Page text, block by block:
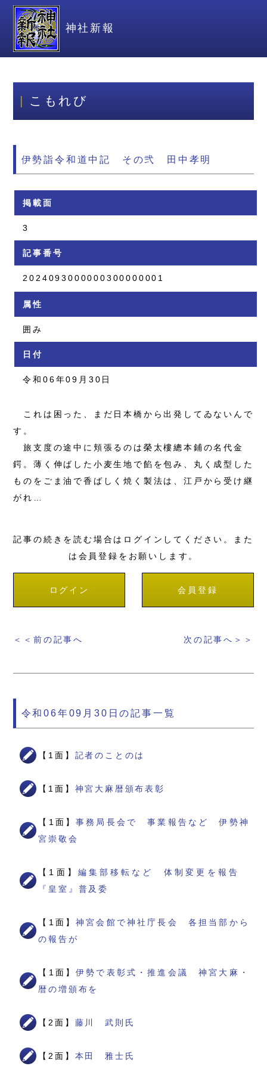
神社新報
こもれび
伊勢詣令和道中記 その弐 田中孝明
掲載面
3
記事番号
2024093000000300000001
属性
囲み
日付
令和06年09月30日
これは困った、まだ日本橋から出発してゐないんで
す。
旅支度の途中に頬張るのは榮太樓總本鋪の名代金
鍔。薄く伸ばした小麦生地で餡を包み、丸く成型した
ものをごま油で香ばしく焼く製法は、江戸から受け継
がれ…
記事の続きを読む場合はログインしてください。また
は会員登録をお願いします。
ログイン 会員登録
＜＜前の記事へ 次の記事へ＞＞
令和06年09月30日の記事一覧
【1面】 記者のことのは
【1面】 神宮大麻暦頒布表彰
【1面】事務局長会で 事業報告など 伊勢神
宮崇敬会
【1面】 編集部移転など 体制変更を報告
『皇室』普及委
【1面】神宮会館で神社庁長会 各担当部から
の報告が
【1面】伊勢で表彰式・推進会議 神宮大麻・
暦の増頒布を
【2面】 藤川 武則氏
【2面】 本田 雅士氏